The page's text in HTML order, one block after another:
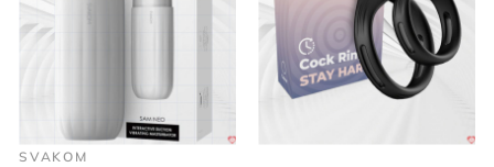
SVAKOM